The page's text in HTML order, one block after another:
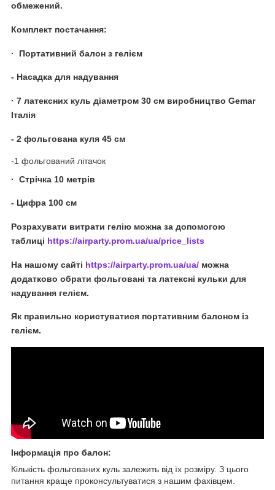
обмежений.
Комплект постачання:
· Портативний балон з гелієм
- Насадка для надування
· 7 латексних куль діаметром 30 см виробництво Gemar
Італія
- 2 фольгована куля 45 см
-1 фольгований літачок
· Стрічка 10 метрів
- Цифра 100 см
Розрахувати витрати гелію можна за допомогою
таблиці https://airparty.prom.ua/ua/price_lists
На нашому сайті https://airparty.prom.ua/ua/ можна
додатково обрати фольговані та латексні кульки для
надування гелієм.
Як правильно користуватися портативним балоном із
гелієм.
Інформація про балон:
Кількість фольгованих куль залежить від їх розміру. З цього
питання краще проконсультуватися з нашим фахівцем.